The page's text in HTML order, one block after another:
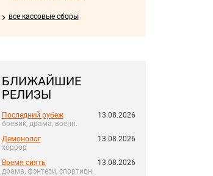
все кассовые сборы
БЛИЖАЙШИЕ
РЕЛИЗЫ
Последний рубеж
боевик, драма, военн.
13.08.2026
Демонолог
хоррор
13.08.2026
Время сиять
драма, фэнтези, спортивн.
13.08.2026